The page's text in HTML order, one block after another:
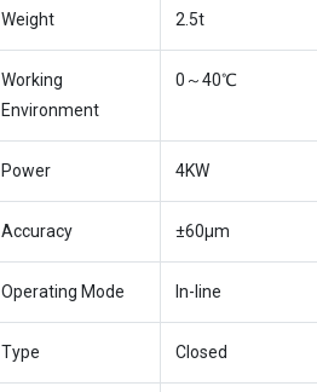
Weight 2.5t
Working
Environment
0～40℃
Power 4KW
Accuracy ±60μm
Operating Mode In-line
Type Closed